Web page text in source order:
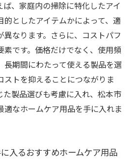
使ったホームケア製品
映した製品選び
かしたホームケア用品
るオリジナル商品
活用したホームケア製品
活用したエコ商品
現するためのホームケア用品
減するためのリラクゼーショ
ば、家庭内の掃除に特化したアイ
的としたアイテムかによって、適
なります。さらに、コストパフ
素です。価格だけでなく、使用頻
長期間にわたって使える製品を選
ストを抑えることにつながりま
た製品選びも考慮に入れ、松本市
適なホームケア用品を手に入れま
入るおすすめホームケア用品